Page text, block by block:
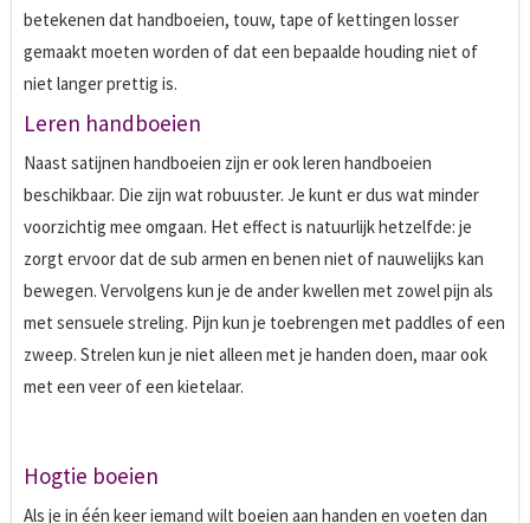
betekenen dat handboeien, touw, tape of kettingen losser
gemaakt moeten worden of dat een bepaalde houding niet of
niet langer prettig is.
Leren handboeien
Naast satijnen handboeien zijn er ook leren handboeien
beschikbaar. Die zijn wat robuuster. Je kunt er dus wat minder
voorzichtig mee omgaan. Het effect is natuurlijk hetzelfde: je
zorgt ervoor dat de sub armen en benen niet of nauwelijks kan
bewegen. Vervolgens kun je de ander kwellen met zowel pijn als
met sensuele streling. Pijn kun je toebrengen met paddles of een
zweep. Strelen kun je niet alleen met je handen doen, maar ook
met een veer of een kietelaar.
Hogtie boeien
Als je in één keer iemand wilt boeien aan handen en voeten dan